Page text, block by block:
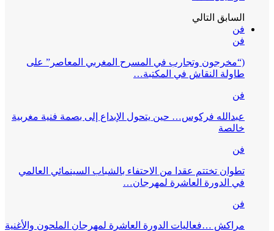
السابق التالي
فن
فن
(“مخرجون وتجارب في المسرح المغربي المعاصر” على
طاولة النقاش في المكتبة…
فن
عبدالله فركوس… حين يتحول الإبداع إلى بصمة فنية مغربية
خالصة
فن
تطوان تختتم عقدا من الاحتفاء بالشباب السينمائي العالمي
في الدورة العاشرة لمهرجان…
فن
مراكش …فعاليات الدورة العاشرة لمهرجان الملحون والأغنية